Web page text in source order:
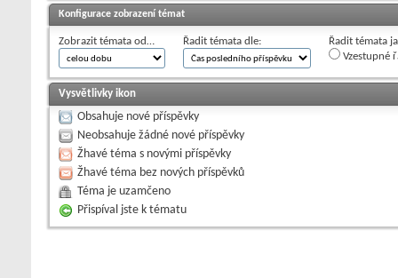
Konfigurace zobrazení témat
Zobrazit témata od… Řadit témata dle:
Řadit témata
Vzestupné
Vysvětlivky ikon
Obsahuje nové příspěvky
Neobsahuje žádné nové příspěvky
Žhavé téma s novými příspěvky
Žhavé téma bez nových příspěvků
Téma je uzamčeno
Přispíval jste k tématu